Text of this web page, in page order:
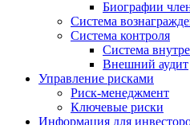
Биографии
Система
Система контроля
Система
Внешний аудит
Управление рисками
Риск-менеджмент
Ключевые риски
Информация для